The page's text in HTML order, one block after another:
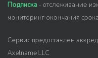
Подписка - отслеживание
мониторинг окончания
Сервис предоставлен
Axelname LLC